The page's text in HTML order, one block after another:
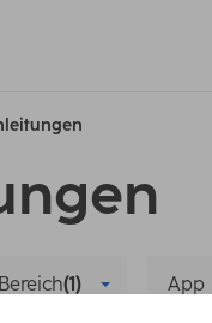
Bereich(1) App